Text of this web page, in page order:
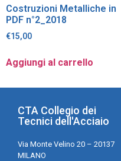
Costruzioni Metalliche in
PDF n°2_2018
€15,00
Aggiungi al carrello
CTA Collegio dei
Tecnici dell'Acciaio
Via Monte Velino 20 – 20137
MILANO